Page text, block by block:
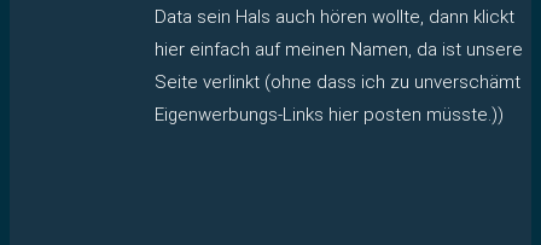
Data sein Hals auch hören wollte, dann klickt
hier einfach auf meinen Namen, da ist unsere
Seite verlinkt (ohne dass ich zu unverschämt
Eigenwerbungs-Links hier posten müsste.))